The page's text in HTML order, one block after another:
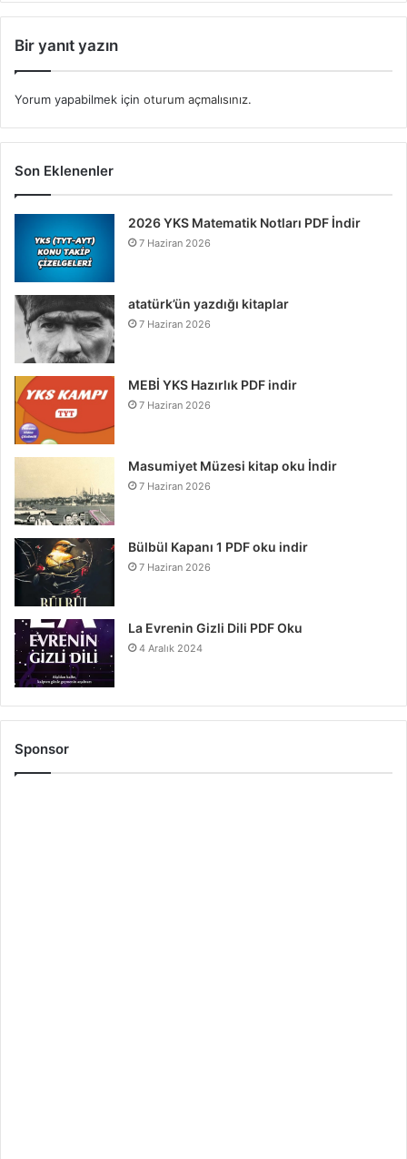
Bir yanıt yazın
Yorum yapabilmek için oturum açmalısınız.
Son Eklenenler
2026 YKS Matematik Notları PDF İndir
7 Haziran 2026
atatürk’ün yazdığı kitaplar
7 Haziran 2026
MEBİ YKS Hazırlık PDF indir
7 Haziran 2026
Masumiyet Müzesi kitap oku İndir
7 Haziran 2026
Bülbül Kapanı 1 PDF oku indir
7 Haziran 2026
La Evrenin Gizli Dili PDF Oku
4 Aralık 2024
Sponsor